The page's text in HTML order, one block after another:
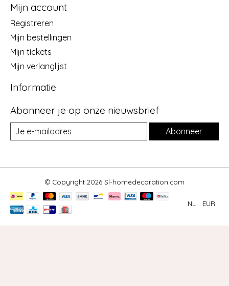
Mijn account
Registreren
Mijn bestellingen
Mijn tickets
Mijn verlanglijst
Informatie
Abonneer je op onze nieuwsbrief
Abonneer
© Copyright 2026 Sl-homedecoration.com
NL EUR